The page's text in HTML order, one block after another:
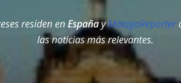
residen enEspañayMálagaReporter
las noticias más relevantes.